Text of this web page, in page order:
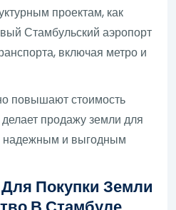
проектам, как
Стамбульский аэропорт
включая метро и
повышают стоимость
продажу земли для
надежным и выгодным
Покупки Земли